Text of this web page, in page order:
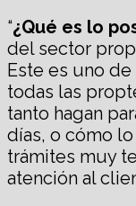
“¿Qué es lo
del sector
Este es uno
todas las
tanto hagan
días, o cómo
trámites muy
atención al